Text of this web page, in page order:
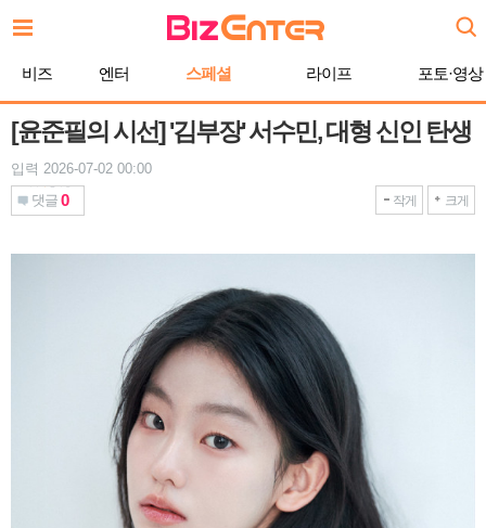
문
기
비즈 엔터 스페셜 라이프 포토·영상
[윤준필의 시선] '김부장' 서수민, 대형 신인 탄생
입력 2026-07-02 00:00
댓글 0 작게 크게